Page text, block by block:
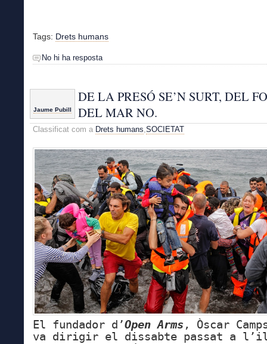
Tags: Drets humans
No hi ha resposta
Jaume Pubill
DE LA PRESÓ SE’N SURT, DEL
DEL MAR NO.
Classificat com a Drets humans,SOCIETAT
El fundador d’Open Arms , Òscar
va dirigir el dissabte passat a